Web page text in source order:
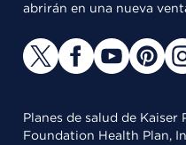
abrirán en una nueva
Planes de salud de Kaiser
Foundation Health Plan,